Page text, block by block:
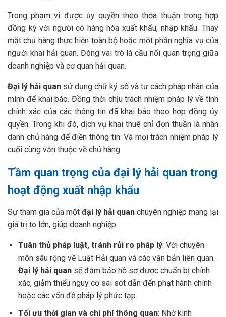
Trong phạm vi được ủy quyền theo thỏa thuận trong hợp
đồng ký với người có hàng hóa xuất khẩu, nhập khẩu. Thay
mặt chủ hàng thực hiện toàn bộ hoặc một phần nghĩa vụ của
người khai hải quan. Đóng vai trò là cầu nối quan trọng giữa
doanh nghiệp và cơ quan hải quan.
Đại lý hải quan sử dụng chữ ký số và tư cách pháp nhân của
mình để khai báo. Đồng thời chịu trách nhiệm pháp lý về tính
chính xác của các thông tin đã khai báo theo hợp đồng ủy
quyền. Trong khi đó, dịch vụ khai thuê chỉ đơn thuần là nhân
danh chủ hàng để điền thông tin. Và mọi trách nhiệm pháp lý
cuối cùng vẫn thuộc về chủ hàng.
Tầm quan trọng của đại lý hải quan trong
hoạt động xuất nhập khẩu
Sự tham gia của một đại lý hải quan chuyên nghiệp mang lại
giá trị to lớn, giúp doanh nghiệp:
Tuân thủ pháp luật, tránh rủi ro pháp lý: Với chuyên
môn sâu rộng về Luật Hải quan và các văn bản liên quan.
Đại lý hải quansẽ đảm bảo hồ sơ được chuẩn bị chính
xác, giảm thiểu nguy cơ sai sót dẫn đến phạt hành chính
hoặc các vấn đề pháp lý phức tạp.
Tối ưu thời gian và chi phí thông quan: Nhờ kinh